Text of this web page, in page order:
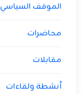
الموقف السياسي
محاضرات
مقابلات
أنشطة ولقاءات